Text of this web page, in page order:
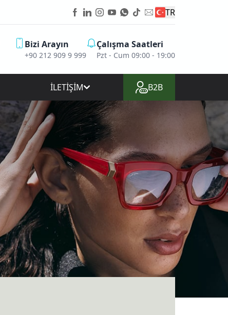
TR
Bizi Arayın
+90 212 909 9 999
Çalışma Saatleri
Pzt - Cum 09:00 - 19:00
İLETİŞİM B2B